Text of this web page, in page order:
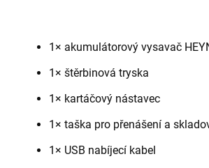
1× akumulátorový vysavač
1× štěrbinová tryska
1× kartáčový nástavec
1× taška pro přenášení a
1× USB nabíjecí kabel